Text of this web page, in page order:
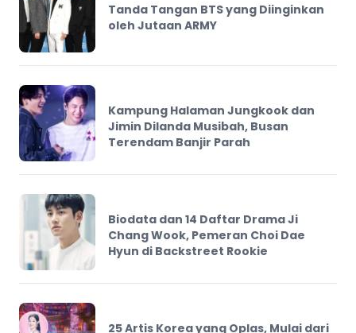
Tanda Tangan BTS yang Diinginkan
oleh Jutaan ARMY
Kampung Halaman Jungkook dan
Jimin Dilanda Musibah, Busan
Terendam Banjir Parah
Biodata dan 14 Daftar Drama Ji
Chang Wook, Pemeran Choi Dae
Hyun di Backstreet Rookie
25 Artis Korea yang Oplas, Mulai dari